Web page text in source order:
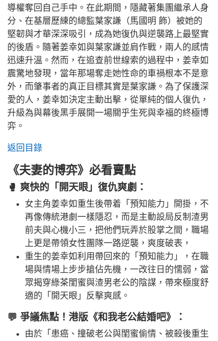
導權奪回自己手中。在此期間，隱藏著集團繼承人身
分、在基層歷練的總監葉家謙（馬國明 飾）被她的
堅韌與才華深深吸引，成為她復仇與逆襲路上最堅實
的後盾。隨著姜幸如與葉家謙並肩作戰，兩人的感情
迅速升溫。然而，在追查前世線索的過程中，姜幸如
震驚地發現，當年那場奪走她性命的車禍根本不是意
外，而肇事者的真正目標其實是葉家謙。為了保護深
愛的人，姜幸如決定主動出擊，從單純的個人復仇，
升級為與幕後黑手展開一場關乎生死與幸福的終極博
弈。
返回目錄
《夫妻的博弈》必看賣點
🥊 爽快的「開天眼」復仇爽劇：
女主角姜幸如重生後帶着「預知能力」開掛，不
再像傳統港劇一樣隱忍，而是主動設局反制渣男
前夫與心機小三，把他們玩弄於股掌之間，職場
上更是帶領女性團隊一路逆襲，爽度破表，
重生的姜幸如利用帶回來的「預知能力」，在職
場與情場上步步搶佔先機，一改往日的懦弱，當
眾揭穿綠茶閨蜜與渣男老公的陰謀，帶來極度舒
適的「開天眼」反擊爽感。
💬 爭議焦點！港版《和我老公結婚吧》：
由於「患癌、撞破老公與閨蜜偷情、被殺後重生